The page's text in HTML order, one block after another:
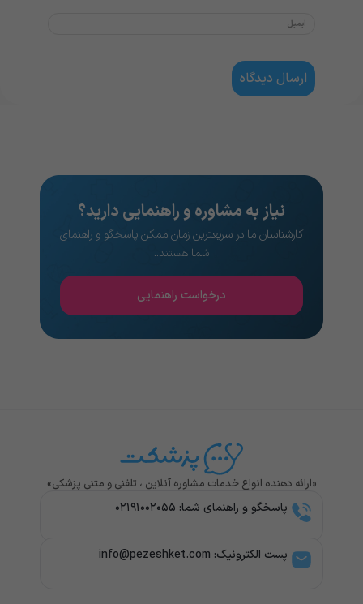
نیاز به مشاوره و راهنمایی دارید؟
کارشناسان ما در سریعترین زمان ممکن پاسخگو و راهنمای
شما هستند..
درخواست راهنمایی
«ارائه دهنده انواع خدمات مشاوره آنلاین ، تلفنی و متنی پزشکی»
پاسخگو و راهنمای شما: ۰۲۱۹۱۰۰۲۰۵۵
پست الکترونیک: info@pezeshket.com​